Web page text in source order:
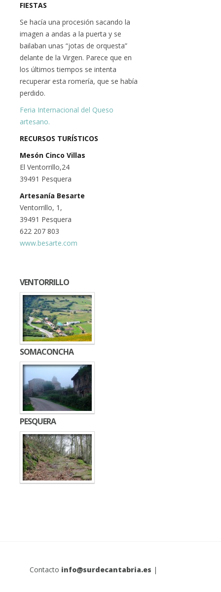
FIESTAS
Se hacía una procesión sacando la
imagen a andas a la puerta y se
bailaban unas “jotas de orquesta”
delante de la Virgen. Parece que en
los últimos tiempos se intenta
recuperar esta romería, que se había
perdido.
Feria Internacional del Queso
artesano.
RECURSOS TURÍSTICOS
Mesón Cinco Villas
El Ventorrillo,24
39491 Pesquera
Artesanía Besarte
Ventorrillo, 1,
39491 Pesquera
622 207 803
www.besarte.com
VENTORRILLO
SOMACONCHA
PESQUERA
Contacto info@surdecantabria.es |